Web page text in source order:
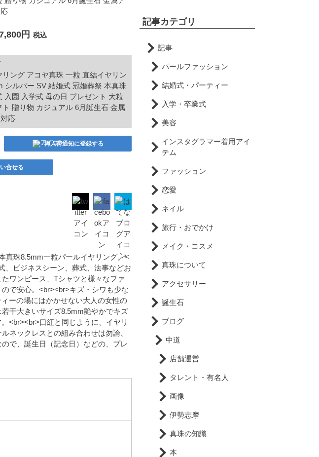
円 税込
リング アコヤ真珠 一粒 直結イヤリン
シルバー SV 結婚式 冠婚葬祭 本真珠
入園 入学式 母の日 プレゼント 大粒
ト 贈り物 カジュアル 6月誕生石 金属
応
再入荷通知に登録する
合せる
真珠8.5mm一粒パールイヤリング。<
、ビジネスシーン、葬式、法事などお
ワンピース、Tシャツと様々なファ
で安心。<br><br>キズ・シワも少な
ーの場にはかかせない大人の女性の
干大きいサイズ8.5mm艶やかでキズ
<br><br>口紅と同じように、イヤリ
ネックレスとの組み合わせは勿論、
で、誕生日（記念日）などの、プレ
記事カテゴリ
記事
パールファッション
結婚式・パーティー
入学・卒業式
美容
インスタグラマー着用アイ
テム
ファッション
恋愛
ネイル
旅行・おでかけ
メイク・コスメ
真珠について
アクセサリー
誕生石
ブログ
中道
店舗運営
タレント・有名人
画像
伊勢志摩
真珠の知識
本